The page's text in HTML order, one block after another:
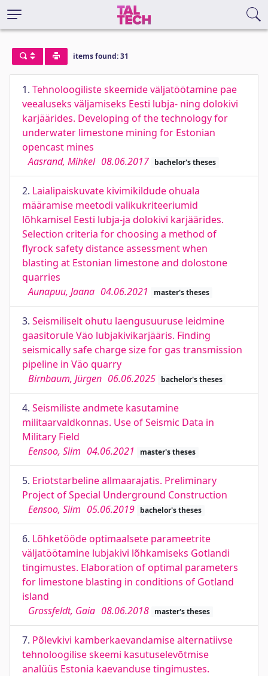
items found: 31
1. Tehnoloogiliste skeemide väljatöötamine pae
veealuseks väljamiseks Eesti lubja- ning dolokivi
karjäärides. Developing of the technology for
underwater limestone mining for Estonian
opencast mines
Aasrand, Mihkel 08.06.2017 bachelor's theses
2. Laialipaiskuvate kivimikildude ohuala
määramise meetodi valikukriteeriumid
lõhkamisel Eesti lubja-ja dolokivi karjäärides.
Selection criteria for choosing a method of
flyrock safety distance assessment when
blasting at Estonian limestone and dolostone
quarries
Aunapuu, Jaana 04.06.2021 master's theses
3. Seismiliselt ohutu laengusuuruse leidmine
gaasitorule Väo lubjakivikarjääris. Finding
seismically safe charge size for gas transmission
pipeline in Väo quarry
Birnbaum, Jürgen 06.06.2025 bachelor's theses
4. Seismiliste andmete kasutamine
militaarvaldkonnas. Use of Seismic Data in
Military Field
Eensoo, Siim 04.06.2021 master's theses
5. Eriotstarbeline allmaarajatis. Preliminary
Project of Special Underground Construction
Eensoo, Siim 05.06.2019 bachelor's theses
6. Lõhketööde optimaalsete parameetrite
väljatöötamine lubjakivi lõhkamiseks Gotlandi
tingimustes. Elaboration of optimal parameters
for limestone blasting in conditions of Gotland
island
Grossfeldt, Gaia 08.06.2018 master's theses
7. Põlevkivi kamberkaevandamise alternatiivse
tehnoloogilise skeemi kasutuselevõtmise
analüüs Estonia kaevanduse tingimustes.